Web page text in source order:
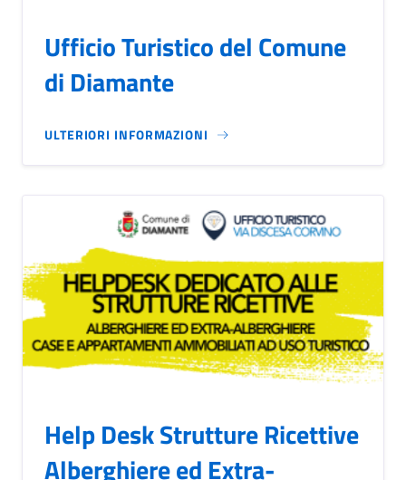
Ufficio Turistico del Comune
di Diamante
ULTERIORI INFORMAZIONI
Help Desk Strutture Ricettive
Alberghiere ed Extra-